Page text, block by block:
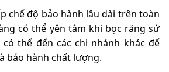
chế độ bảo hành lâu dài trên toàn
có thể yên tâm khi bọc răng sứ
thể đến các chi nhánh khác để
bảo hành chất lượng.